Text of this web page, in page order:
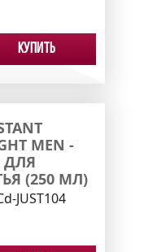
Купить
MEN -
ДЛЯ
(250 МЛ)
JUST104